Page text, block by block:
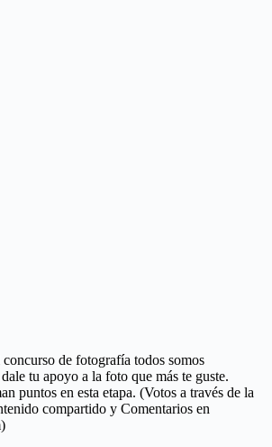
de fotografía todos somos
tu apoyo a la foto que más te guste.
puntos en esta etapa. (Votos a través de la
compartido y Comentarios en